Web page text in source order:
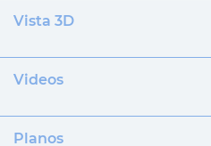
Vista 3D
Videos
Planos